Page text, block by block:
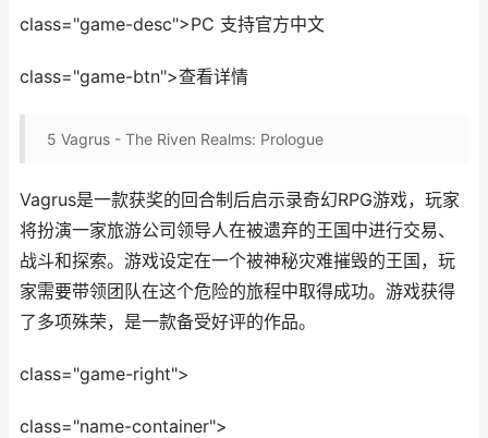
class="game-desc">PC 支持官方中文
class="game-btn">查看详情
5 Vagrus - The Riven Realms: Prologue
Vagrus是一款获奖的回合制后启示录奇幻RPG游戏，玩家
将扮演一家旅游公司领导人在被遗弃的王国中进行交易、
战斗和探索。游戏设定在一个被神秘灾难摧毁的王国，玩
家需要带领团队在这个危险的旅程中取得成功。游戏获得
了多项殊荣，是一款备受好评的作品。
class="game-right">
class="name-container">